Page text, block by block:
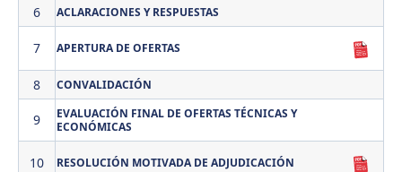
6 ACLARACIONES Y RESPUESTAS
7 APERTURA DE OFERTAS
8 CONVALIDACIÓN
9
EVALUACIÓN FINAL DE OFERTAS TÉCNICAS Y
ECONÓMICAS
10 RESOLUCIÓN MOTIVADA DE ADJUDICACIÓN